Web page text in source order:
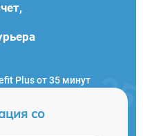
Plus от 35 минут
со